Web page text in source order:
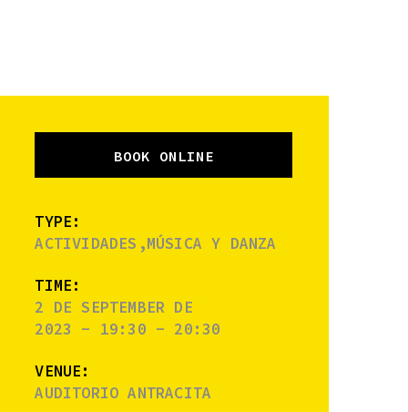
BOOK ONLINE
TYPE:
ACTIVIDADES,MÚSICA Y DANZA
TIME:
2 DE SEPTEMBER DE
2023 - 19:30 - 20:30
VENUE:
AUDITORIO ANTRACITA